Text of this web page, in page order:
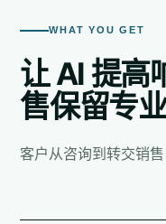
WHAT YOU GET
让 AI 提高
售保留专
客户从咨询到转交销